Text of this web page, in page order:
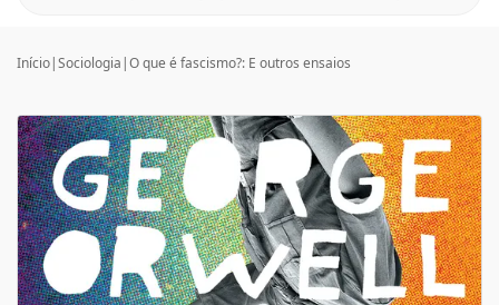
Início|Sociologia |O que é fascismo?: E outros ensaios